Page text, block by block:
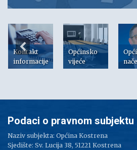
Kontakt
informacije
Općinsko
vijeće
Podaci o pravnom subjektu
Naziv subjekta: Općina Kostrena
Sjedište: Sv. Lucija 38, 51221 Kostrena